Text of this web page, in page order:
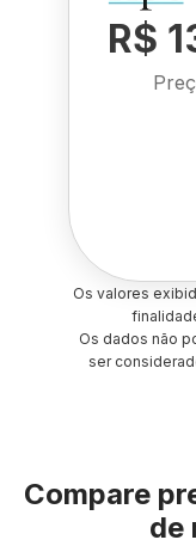
R$
Os valores
Os dados não
ser
Compare
de